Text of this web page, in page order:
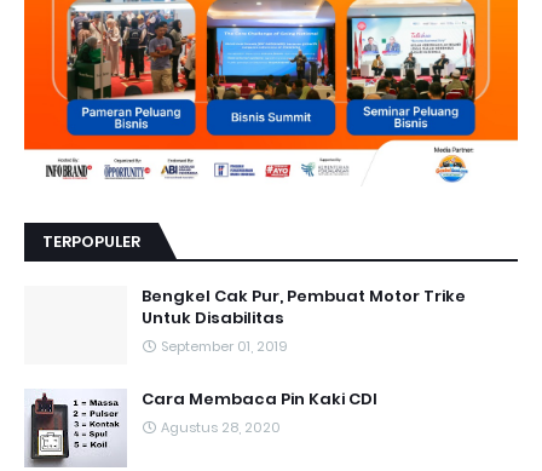
TERPOPULER
Bengkel Cak Pur, Pembuat Motor Trike
Untuk Disabilitas
September 01, 2019
Cara Membaca Pin Kaki CDI
Agustus 28, 2020